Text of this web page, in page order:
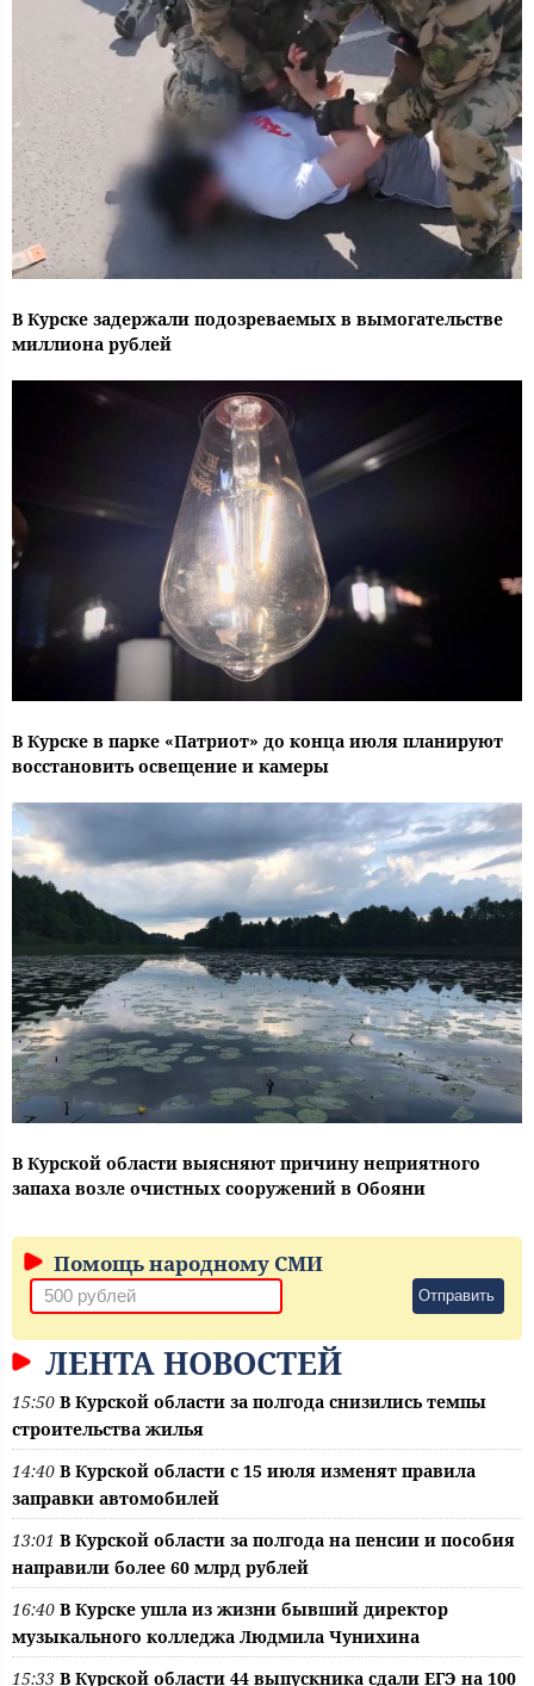
В Курске задержали подозреваемых в вымогательстве
миллиона рублей
В Курске в парке «Патриот» до конца июля планируют
восстановить освещение и камеры
В Курской области выясняют причину неприятного
запаха возле очистных сооружений в Обояни
Помощь народному СМИ
Отправить
ЛЕНТА НОВОСТЕЙ
15:50 В Курской области за полгода снизились темпы
строительства жилья
14:40 В Курской области с 15 июля изменят правила
заправки автомобилей
13:01 В Курской области за полгода на пенсии и пособия
направили более 60 млрд рублей
16:40 В Курске ушла из жизни бывший директор
музыкального колледжа Людмила Чунихина
15:33 В Курской области 44 выпускника сдали ЕГЭ на 100